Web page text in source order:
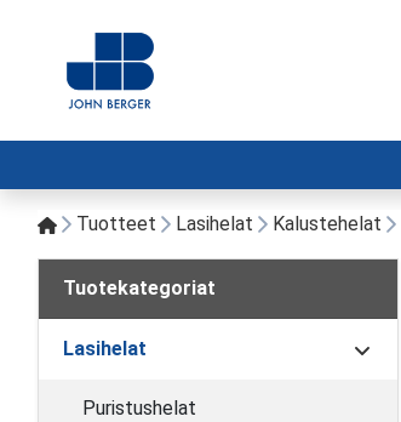
Tuotteet Lasihelat Kalustehelat
Tuotekategoriat
Lasihelat
Puristushelat